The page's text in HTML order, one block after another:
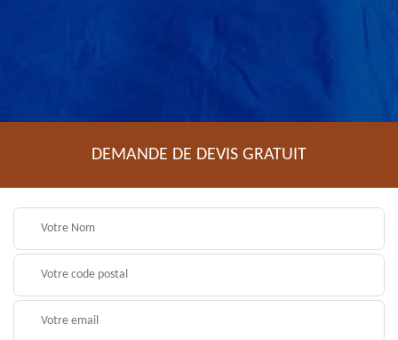
DEMANDE DE DEVIS GRATUIT